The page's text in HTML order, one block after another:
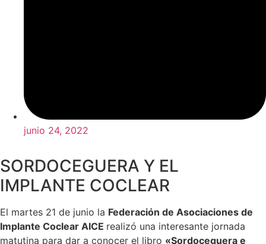
junio 24, 2022
SORDOCEGUERA Y EL
IMPLANTE COCLEAR
El martes 21 de junio la Federación de Asociaciones de
Implante Coclear AICE realizó una interesante jornada
matutina para dar a conocer el libro «Sordoceguera e